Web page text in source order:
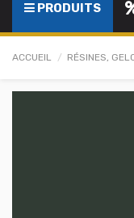
PRODUITS
ACCUEIL RÉSINES,